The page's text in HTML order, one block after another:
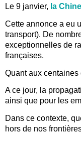
Le 9 janvier, la Chine
Cette annonce a eu
transport). De
exceptionnelles de
françaises.
Quant aux centaines
A ce jour, la
ainsi que pour les
Dans ce contexte,
hors de nos